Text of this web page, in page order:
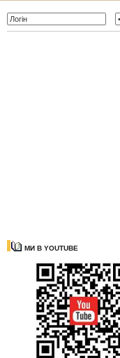
МИ В YOUTUBE